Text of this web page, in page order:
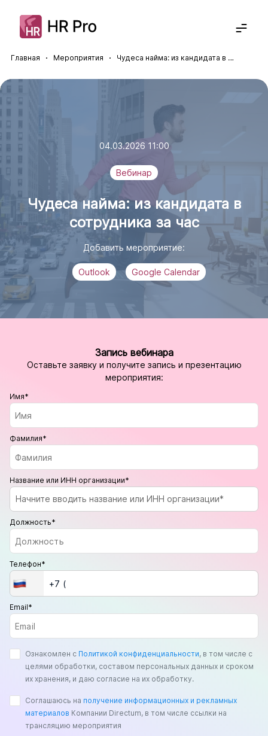
Кадровый ЭДО
Управление услугами
Управление обучением
Корпоративный портал
Архив кадровых документов
Новости
Описания проектов
8-800-234-72-11
Получить консультацию
Главная Мероприятия Чудеса найма: из кандидата в сотрудника за час
04.03.2026 11:00
Вебинар
Чудеса найма: из кандидата в
сотрудника за час
Добавить мероприятие:
Outlook Google Calendar
Запись вебинара
Оставьте заявку и получите запись и презентацию
мероприятия:
Имя*
Фамилия*
Название или ИНН организации*
Начните вводить название или ИНН организации*
Должность*
Телефон*
Email*
Ознакомлен с Политикой конфиденциальности, в том числе с
целями обработки, составом персональных данных и сроком
их хранения, и даю согласие на их обработку.
Соглашаюсь на получение информационных и рекламных
материалов Компании Directum, в том числе ссылки на
трансляцию мероприятия